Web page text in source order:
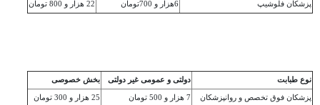
پزشکان فلوشیپ 6هزار و 700تومان 22 هزار و 800 تومان
نوع طبابت دولتی و عمومی غیر دولتی بخش خصوصی
پزشکان فوق تخصص و روانپزشکان 7 هزار و 500 تومان 25 هزار و 300 تومان